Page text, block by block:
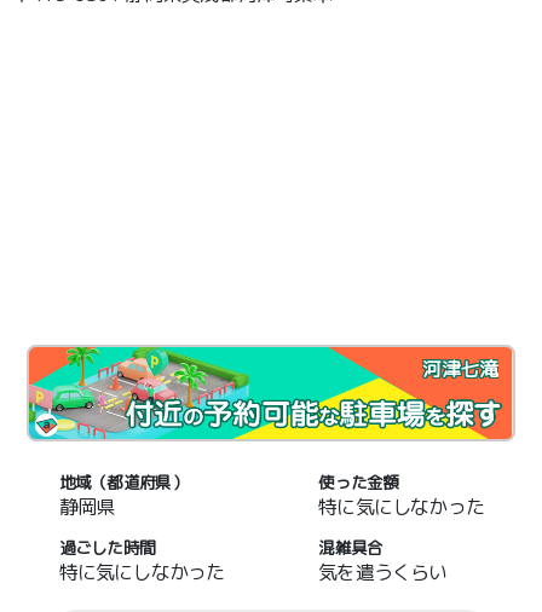
河津七滝
地域（都道府県）
静岡県
使った金額
特に気にしなかった
過ごした時間
特に気にしなかった
混雑具合
気を遣うくらい